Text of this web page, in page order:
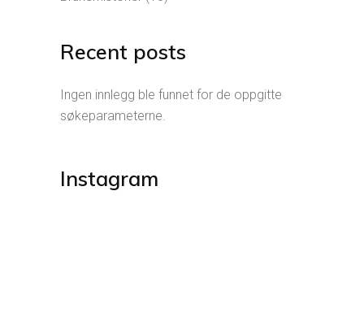
Recent posts
Ingen innlegg ble funnet for de oppgitte
søkeparameterne.
Instagram